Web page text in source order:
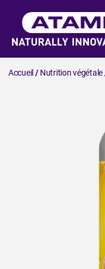
Accueil / Nutrition végétale